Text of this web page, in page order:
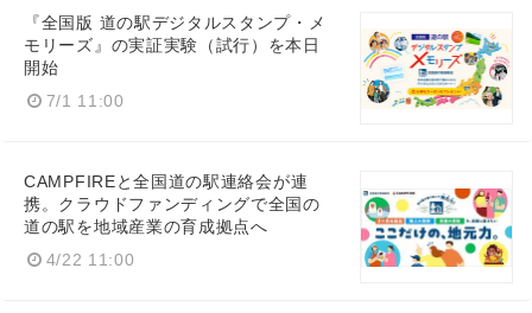
『全国版 道の駅デジタルスタンプ・メ
モリーズ』の実証実験（試行）を本日
開始
7/1 11:00
CAMPFIREと全国道の駅連絡会が連
携。クラウドファンディングで全国の
道の駅を地域産業の育成拠点へ
4/22 11:00